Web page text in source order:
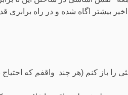
بیشتر اگاه شده و در راه برابری
باز کنم (هر چند واقفم که احتیاج